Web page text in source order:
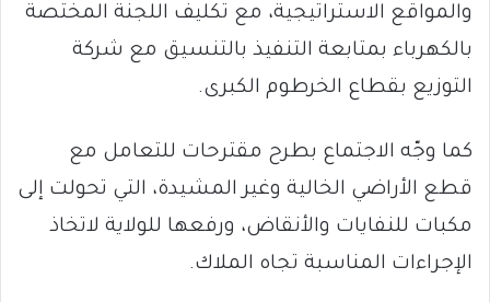
والمواقع الاستراتيجية، مع تكليف اللجنة المختصة
بالكهرباء بمتابعة التنفيذ بالتنسيق مع شركة
التوزيع بقطاع الخرطوم الكبرى.
كما وجّه الاجتماع بطرح مقترحات للتعامل مع
قطع الأراضي الخالية وغير المشيدة، التي تحولت إلى
مكبات للنفايات والأنقاض، ورفعها للولاية لاتخاذ
الإجراءات المناسبة تجاه الملاك.